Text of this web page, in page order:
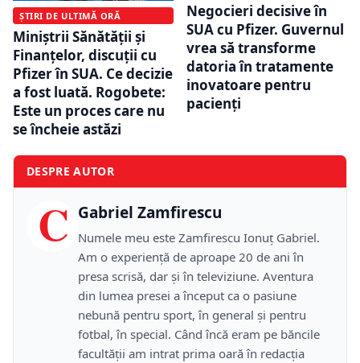
ȘTIRI DE ULTIMĂ ORĂ
Miniștrii Sănătății și
Finanțelor, discuții cu
Pfizer în SUA. Ce decizie
a fost luată. Rogobete:
Este un proces care nu
se încheie astăzi
Negocieri decisive în
SUA cu Pfizer. Guvernul
vrea să transforme
datoria în tratamente
inovatoare pentru
pacienți
DESPRE AUTOR
C Gabriel Zamfirescu
Numele meu este Zamfirescu Ionuţ Gabriel.
Am o experienţă de aproape 20 de ani în
presa scrisă, dar şi în televiziune. Aventura
din lumea presei a început ca o pasiune
nebună pentru sport, în general şi pentru
fotbal, în special. Când încă eram pe băncile
facultăţii am intrat prima oară în redacţia